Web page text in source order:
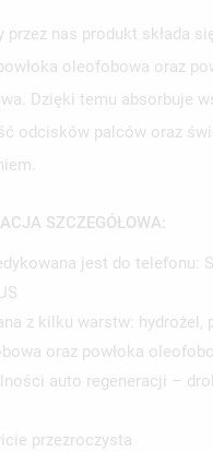
przez nas produkt składa
oleofobowa oraz
Dzięki temu absorbuje
odcisków palców oraz
SZCZEGÓŁOWA:
jest do telefonu:
z kilku warstw: hydrożel,
oraz powłoka
auto regeneracji –
przezroczysta
ANULUJ